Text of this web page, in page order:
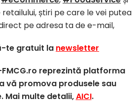
știri pe care le vei putea
pe adresa ta de e-mail,
te gratuit la newsletter
reprezintă platforma
vă promova produsele sau
Mai multe detalii,AICI.